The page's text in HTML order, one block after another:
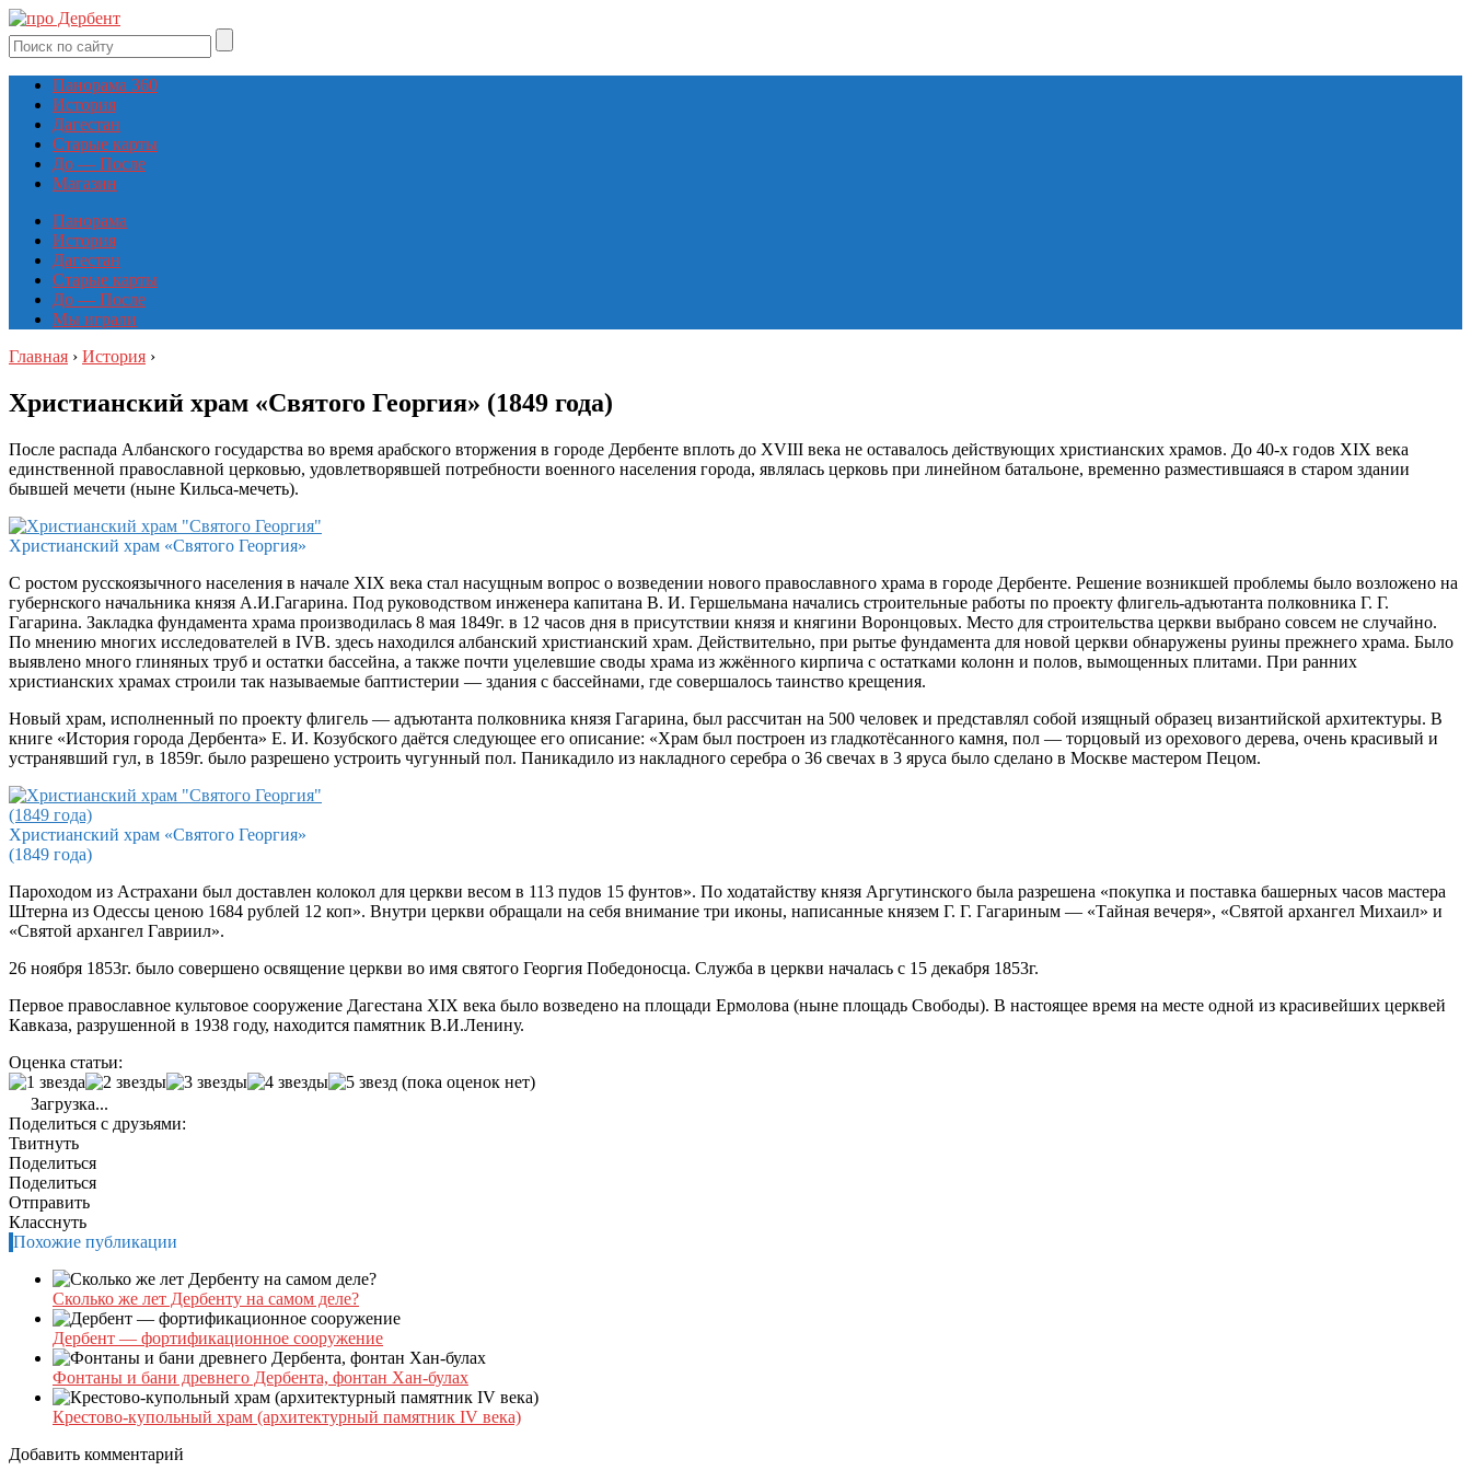
Панорама 360
История
Дагестан
Старые карты
До — После
Магазин
Панорама
История
Дагестан
Старые карты
До — После
Мы играли
Главная › История ›
Христианский храм «Святого Георгия» (1849 года)
После распада Албанского государства во время арабского вторжения в городе Дербенте вплоть до XVIII века не оставалось действующих христианских храмов. До 40-х годов ХIХ века
единственной православной церковью, удовлетворявшей потребности военного населения города, являлась церковь при линейном батальоне, временно разместившаяся в старом здании
бывшей мечети (ныне Кильса-мечеть).
Христианский храм «Святого Георгия»
С ростом русскоязычного населения в начале ХIХ века стал насущным вопрос о возведении нового православного храма в городе Дербенте. Решение возникшей проблемы было возложено на
губернского начальника князя А.И.Гагарина. Под руководством инженера капитана В. И. Гершельмана начались строительные работы по проекту флигель-адъютанта полковника Г. Г.
Гагарина. Закладка фундамента храма производилась 8 мая 1849г. в 12 часов дня в присутствии князя и княгини Воронцовых. Место для строительства церкви выбрано совсем не случайно.
По мнению многих исследователей в IVB. здесь находился албанский христианский храм. Действительно, при рытье фундамента для новой церкви обнаружены руины прежнего храма. Было
выявлено много глиняных труб и остатки бассейна, а также почти уцелевшие своды храма из жжённого кирпича с остатками колонн и полов, вымощенных плитами. При ранних
христианских храмах строили так называемые баптистерии — здания с бассейнами, где совершалось таинство крещения.
Новый храм, исполненный по проекту флигель — адъютанта полковника князя Гагарина, был рассчитан на 500 человек и представлял собой изящный образец византийской архитектуры. В
книге «История города Дербента» Е. И. Козубского даётся следующее его описание: «Храм был построен из гладкотёсанного камня, пол — торцовый из орехового дерева, очень красивый и
устранявший гул, в 1859г. было разрешено устроить чугунный пол. Паникадило из накладного серебра о 36 свечах в 3 яруса было сделано в Москве мастером Пецом.
Христианский храм «Святого Георгия»
(1849 года)
Пароходом из Астрахани был доставлен колокол для церкви весом в 113 пудов 15 фунтов». По ходатайству князя Аргутинского была разрешена «покупка и поставка башерных часов мастера
Штерна из Одессы ценою 1684 рублей 12 коп». Внутри церкви обращали на себя внимание три иконы, написанные князем Г. Г. Гагариным — «Тайная вечеря», «Святой архангел Михаил» и
«Святой архангел Гавриил».
26 ноября 1853г. было совершено освящение церкви во имя святого Георгия Победоносца. Служба в церкви началась с 15 декабря 1853г.
Первое православное культовое сооружение Дагестана ХIХ века было возведено на площади Ермолова (ныне площадь Свободы). В настоящее время на месте одной из красивейших церквей
Кавказа, разрушенной в 1938 году, находится памятник В.И.Ленину.
Оценка статьи:
(пока оценок нет)
Загрузка...
Поделиться с друзьями:
Твитнуть
Поделиться
Поделиться
Отправить
Класснуть
Похожие публикации
Сколько же лет Дербенту на самом деле?
Дербент — фортификационное сооружение
Фонтаны и бани древнего Дербента, фонтан Хан-булах
Крестово-купольный храм (архитектурный памятник IV века)
Добавить комментарий